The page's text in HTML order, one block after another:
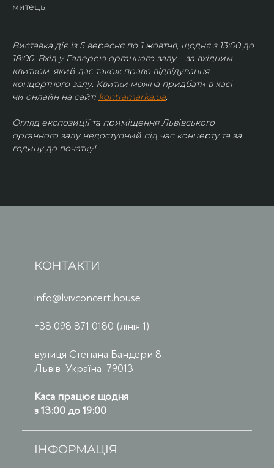
митець.
Виставка діє із 5 вересня по 1 жовтня, щодня з 13:00 до
18:00. Вхід у Галерею органного залу – за вхідним
квитком, який дає також право відвідування
концертного залу. Квитки можна придбати в касі
чи онлайн на сайті kontramarka.ua.
Огляд експозиції та приміщення Львівського
органного залу недоступний під час концерту та за
годину до початку!
КОНТАКТИ
info@lvivconcert.house
+38 098 871 0180 (лінія 1)
вулиця Степана Бандери 8,
Львів, Україна, 79013
Каса працює щодня
з 13:00 до 19:00
ІНФОРМАЦІЯ